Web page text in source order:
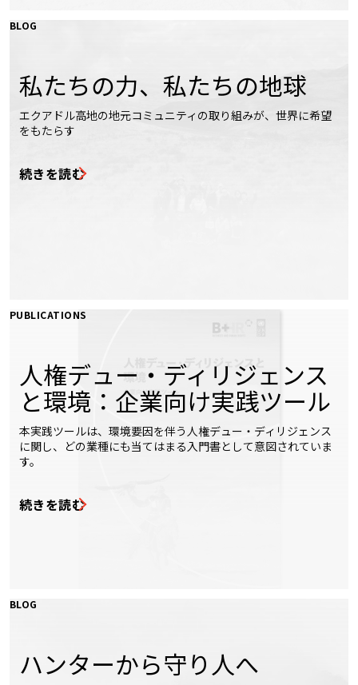
BLOG
私たちの力、私たちの地球
エクアドル高地の地元コミュニティの取り組みが、世界に希望
をもたらす
続きを読む
PUBLICATIONS
人権デュー・ディリジェンス
と環境：企業向け実践ツール
本実践ツールは、環境要因を伴う人権デュー・ディリジェンス
に関し、どの業種にも当てはまる入門書として意図されていま
す。
続きを読む
BLOG
ハンターから守り人へ